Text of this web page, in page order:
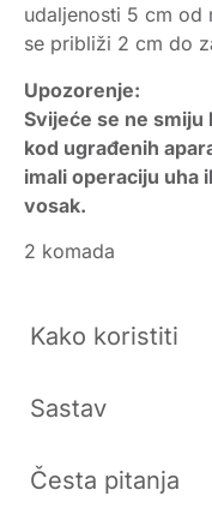
udaljenosti 5 cm od
se približi 2 cm do
Upozorenje:
Svijeće se ne
kod ugrađenih
imali operaciju uha
vosak.
2 komada
Kako koristiti
Sastav
Česta pitanja